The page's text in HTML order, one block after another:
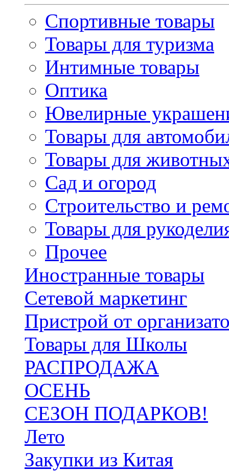
Спортивные товары
Товары для туризма
Интимные товары
Оптика
Ювелирные
Товары для
Товары для
Сад и огород
Строительство и
Товары для
Прочее
Иностранные товары
Сетевой маркетинг
Пристрой от
Товары для Школы
РАСПРОДАЖА
ОСЕНЬ
СЕЗОН ПОДАРКОВ!
Лето
Закупки из Китая